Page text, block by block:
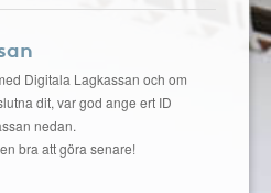
Digitala Lagkassan och om
dit, var god ange ert ID
nedan.
bra att göra senare!